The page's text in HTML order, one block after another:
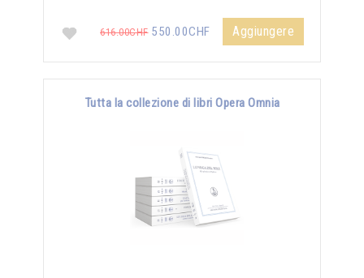
616.00CHF550.00CHF Aggiungere
Tutta la collezione di libri Opera Omnia